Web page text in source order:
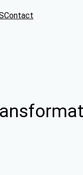
Contact